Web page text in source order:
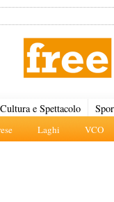
Laghi VCO
Cultura e Spettacolo